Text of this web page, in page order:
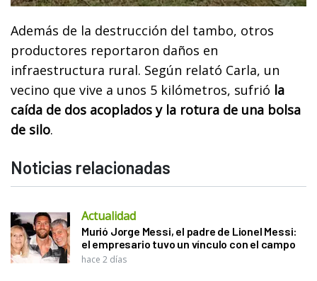
Además de la destrucción del tambo, otros
productores reportaron daños en
infraestructura rural. Según relató Carla, un
vecino que vive a unos 5 kilómetros, sufrió la
caída de dos acoplados y la rotura de una bolsa
de silo.
Noticias relacionadas
Actualidad
Murió Jorge Messi, el padre de Lionel Messi:
el empresario tuvo un vínculo con el campo
hace 2 días